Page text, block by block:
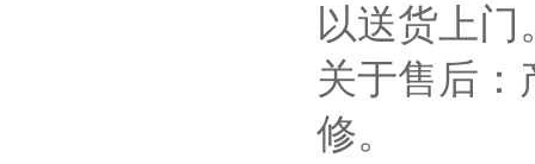
以送货上门
关于售后
修。